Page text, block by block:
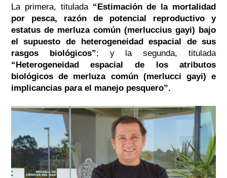
La primera, titulada“Estimación de la mortalidad
por pesca, razón de potencial reproductivo y
estatus de merluza común (merluccius gayi) bajo
el supuesto de heterogeneidad espacial de sus
rasgos biológicos”; y la segunda, titulada
“Heterogeneidad espacial de los atributos
biológicos de merluza común (merlucci gayi) e
implicancias para el manejo pesquero”.